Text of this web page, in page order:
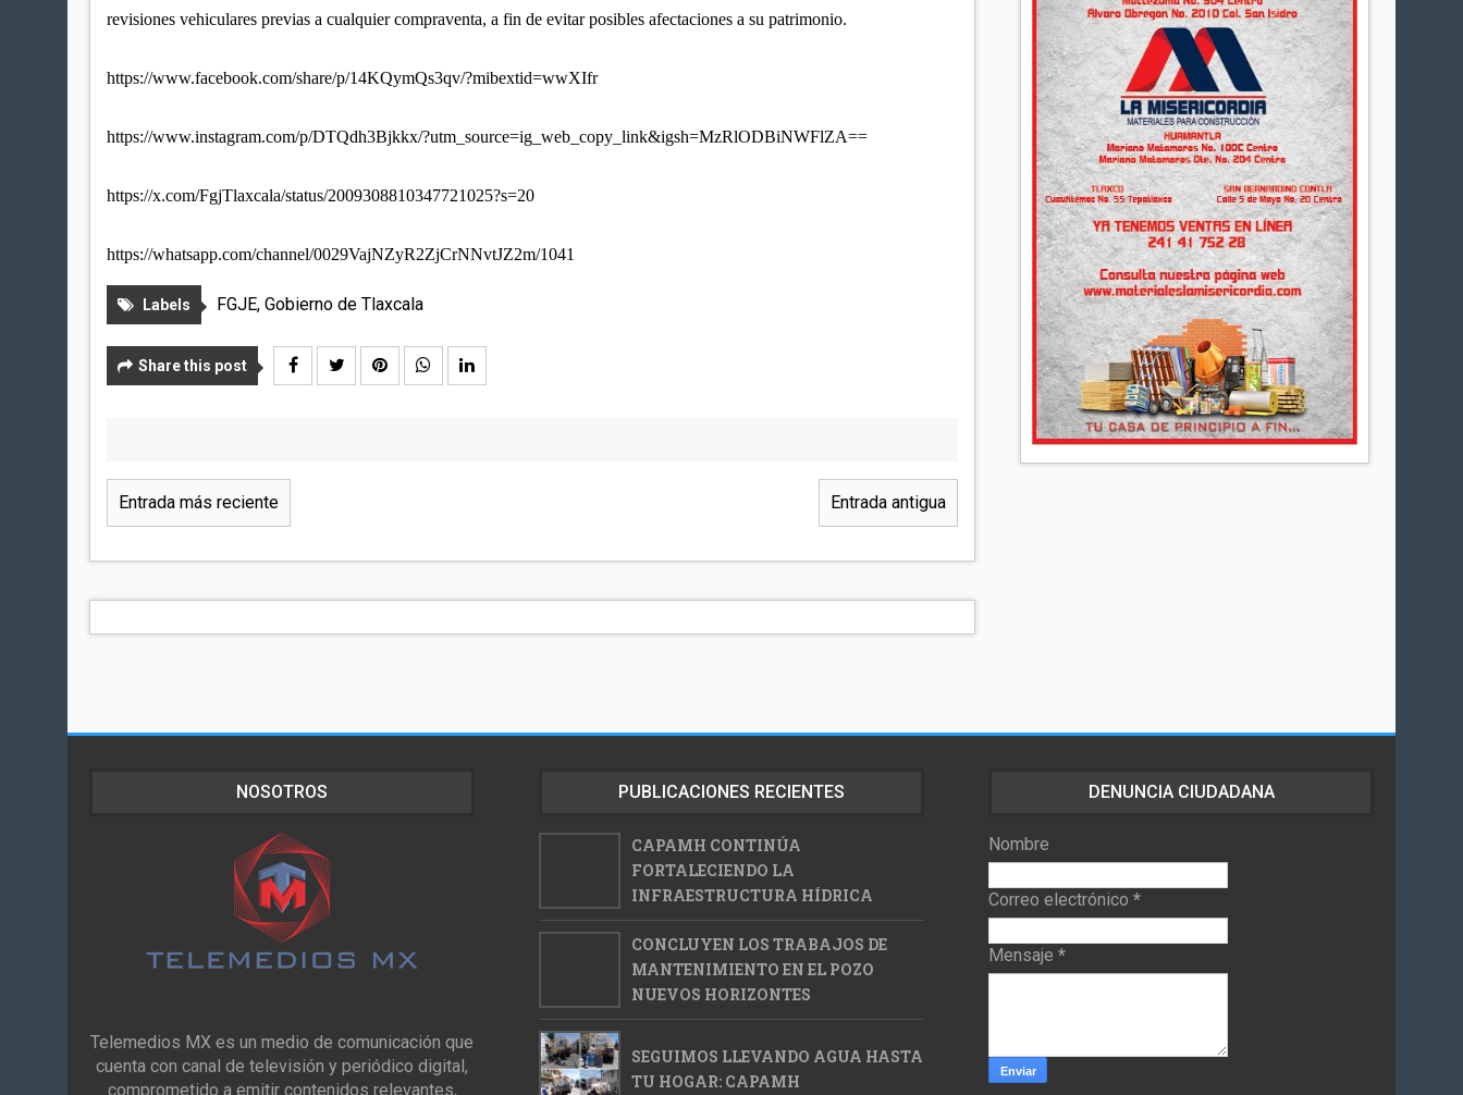
revisiones vehiculares previas a cualquier compraventa, a fin de evitar posibles afectaciones a su patrimonio.
https://www.facebook.com/share/p/14KQymQs3qv/?mibextid=wwXIfr
https://www.instagram.com/p/DTQdh3Bjkkx/?utm_source=ig_web_copy_link&igsh=MzRlODBiNWFlZA==
https://x.com/FgjTlaxcala/status/2009308810347721025?s=20
https://whatsapp.com/channel/0029VajNZyR2ZjCrNNvtJZ2m/1041
Labels FGJE, Gobierno de Tlaxcala
Share this post
Entrada más reciente Entrada antigua
NOSOTROS
Telemedios MX es un medio de comunicación que
cuenta con canal de televisión y periódico digital,
comprometido a emitir contenidos relevantes,
PUBLICACIONES RECIENTES
CAPAMH CONTINÚA
FORTALECIENDO LA
INFRAESTRUCTURA HÍDRICA
CONCLUYEN LOS TRABAJOS DE
MANTENIMIENTO EN EL POZO
NUEVOS HORIZONTES
SEGUIMOS LLEVANDO AGUA HASTA
TU HOGAR: CAPAMH
DENUNCIA CIUDADANA
Nombre
Correo electrónico *
Mensaje *